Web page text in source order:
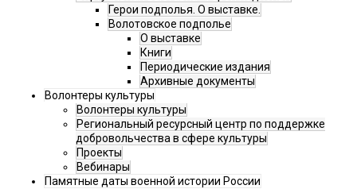
Герои подполья. О выставке.
Волотовское подполье
О выставке
Книги
Периодические издания
Архивные документы
Волонтеры культуры
Волонтеры культуры
Региональный ресурсный центр по поддержке
добровольчества в сфере культуры
Проекты
Вебинары
Памятные даты военной истории России